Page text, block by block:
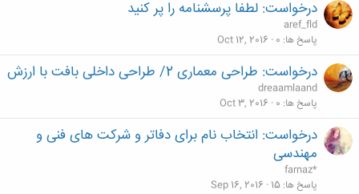
درخواست: لطفا پرسشنامه را پر کنید
aref_fld
پاسخ ها 0
Oct 12, 2016
درخواست: طراحی معماری 2/ طراحی داخلی بافت با ارزش
dreaamlaand
پاسخ ها 0
Oct 3, 2016
درخواست: انتخاب نام برای دفاتر و شرکت های فنی و
مهندسی
farnaz*
پاسخ ها 15
Sep 16, 2016